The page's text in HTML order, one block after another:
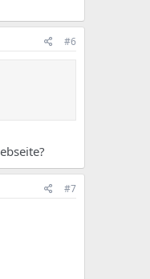
#6
#7